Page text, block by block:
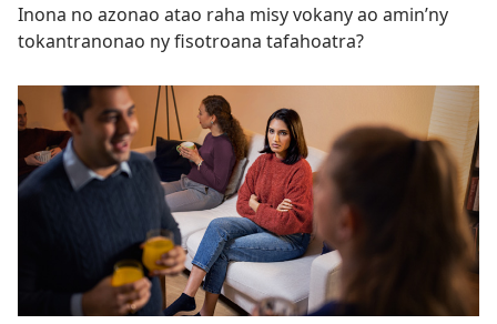
Inona no azonao atao raha misy vokany ao amin’ny
tokantranonao ny fisotroana tafahoatra?